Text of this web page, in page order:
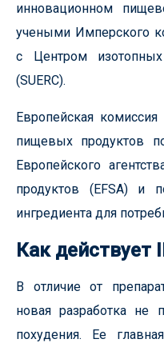
инновационном
учеными Имперского
с Центром изотопных
(SUERC).
Европейская
пищевых продуктов
Европейского
продуктов (EFSA) и
ингредиента для
Как действует
В отличие от
новая разработка не
похудения. Ее